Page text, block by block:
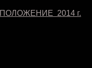
ПОЛОЖЕНИЕ 2014 г.